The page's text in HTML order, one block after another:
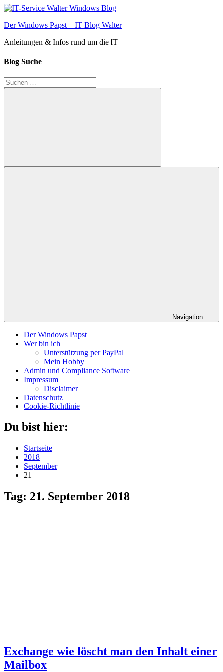
Zum
springen
Der Windows Papst – IT Blog Walter
Anleitungen & Infos rund um die IT
Blog Suche
Suchen
nach:
Suchen
Navigation
Der Windows Papst
Wer bin ich
Unterstützung per PayPal
Mein Hobby
Admin und Compliance Software
Impressum
Disclaimer
Datenschutz
Cookie-Richtlinie
Du bist hier:
Startseite
2018
September
21
Tag: 21. September 2018
Exchange wie löscht man den Inhalt einer
Mailbox